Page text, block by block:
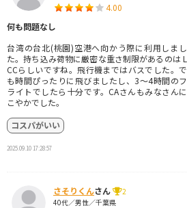
4.00
何も問題なし
台湾の台北(桃園)空港へ向かう際に利用しまし
た。持ち込み荷物に厳密な重さ制限があるのは L
CCらしいですね。飛行機まではバスでした。で
も時間ぴったりに飛びましたし、3〜4時間のフ
ライトでしたら十分です。CAさんもみなさんに
こやかでした。
コスパがいい
2025.09.10 17:28:57
さそりくんさん
2
40代／男性／千葉県